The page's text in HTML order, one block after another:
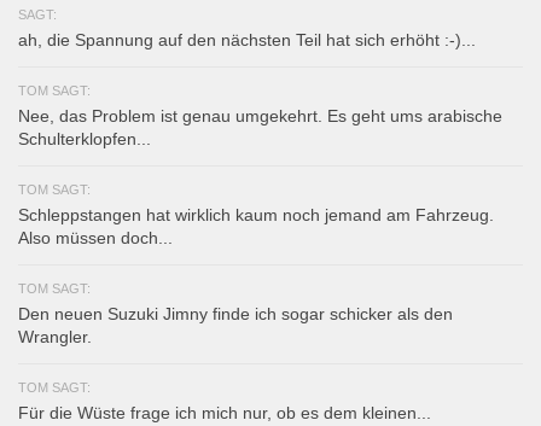
SAGT:
ah, die Spannung auf den nächsten Teil hat sich erhöht :-)...
TOM SAGT:
Nee, das Problem ist genau umgekehrt. Es geht ums arabische
Schulterklopfen...
TOM SAGT:
Schleppstangen hat wirklich kaum noch jemand am Fahrzeug.
Also müssen doch...
TOM SAGT:
Den neuen Suzuki Jimny finde ich sogar schicker als den
Wrangler.
TOM SAGT:
Für die Wüste frage ich mich nur, ob es dem kleinen...